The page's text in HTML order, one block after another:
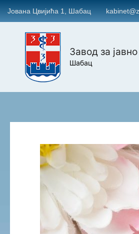
Јована Цвијића 1, Шабац
Завод за
Шабац